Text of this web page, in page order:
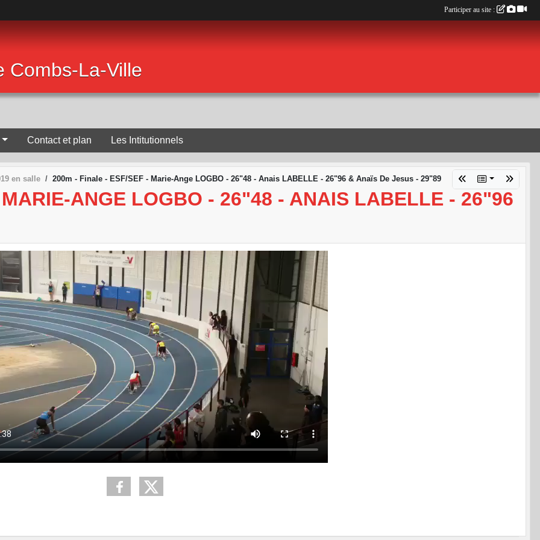
Combs-La-Ville
Contact et plan Les Intitutionnels
en salle 200m - Finale - ESF/SEF - Marie-Ange LOGBO - 26"48 - Anais LABELLE - 26"96 & Anaïs De Jesus - 29"89
ANGE LOGBO - 26"48 - ANAIS LABELLE - 26"96
Participer au site :